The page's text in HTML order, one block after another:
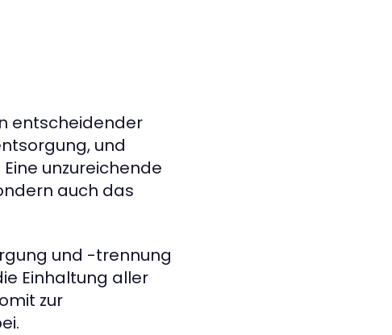
entscheidender
und
unzureichende
auch das
und -trennung
Einhaltung aller
zur